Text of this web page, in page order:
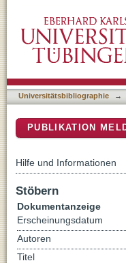
Max Seckler
Universitätsbibliographie →
PUBLIKATION
Hilfe und Informationen
Stöbern
Dokumentanzeige
Erscheinungsdatum
Autoren
Titel